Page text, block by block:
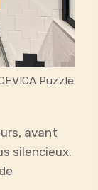
Puzzle
avant
silencieux.